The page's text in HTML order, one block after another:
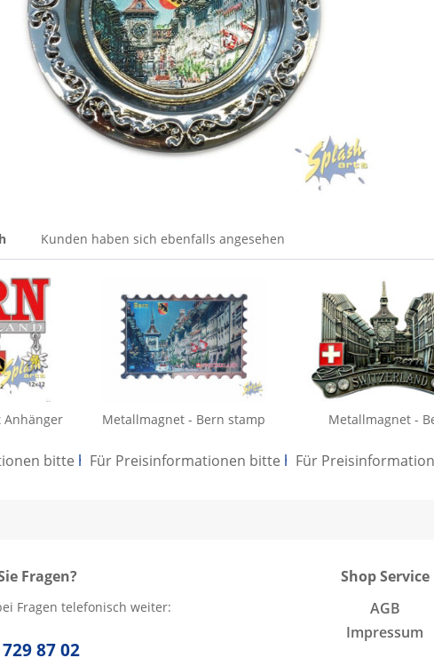
Kunden haben sich ebenfalls angesehen
Anhänger
bitte hier anmelden.
Metallmagnet - Bern stamp
Für Preisinformationen bitte hier anmelden.
Metallmagnet -
Für
Fragen?
Fragen telefonisch weiter:
87 02
Shop Service
AGB
Impressum